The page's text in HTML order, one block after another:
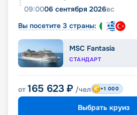
09:0006 сентября 2026вс
Вы посетите 3 страны:
MSC Fantasia
СТАНДАРТ
от 165 623 ₽ /чел +1 000
Выбрать круиз